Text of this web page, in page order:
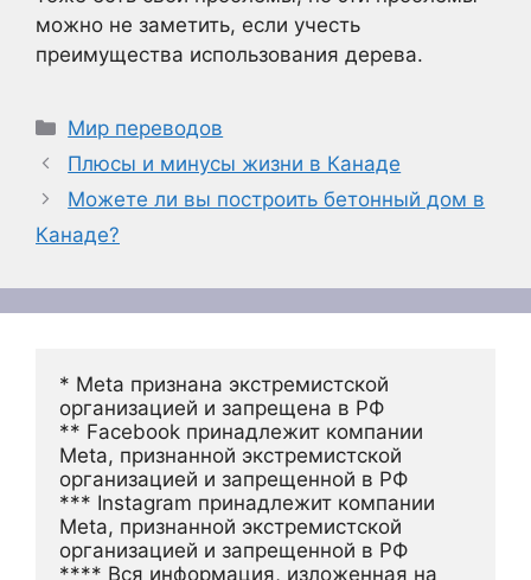
можно не заметить, если учесть
преимущества использования дерева.
Рубрики
Мир переводов
Плюсы и минусы жизни в Канаде
Можете ли вы построить бетонный дом в
Канаде?
* Meta признана экстремистской
организацией и запрещена в РФ
** Facebook принадлежит компании
Meta, признанной экстремистской
организацией и запрещенной в РФ
*** Instagram принадлежит компании
Meta, признанной экстремистской
организацией и запрещенной в РФ
**** Вся информация, изложенная на